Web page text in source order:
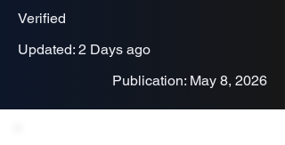
Verified
Updated: 2 Days ago
Publication: May 8, 2026